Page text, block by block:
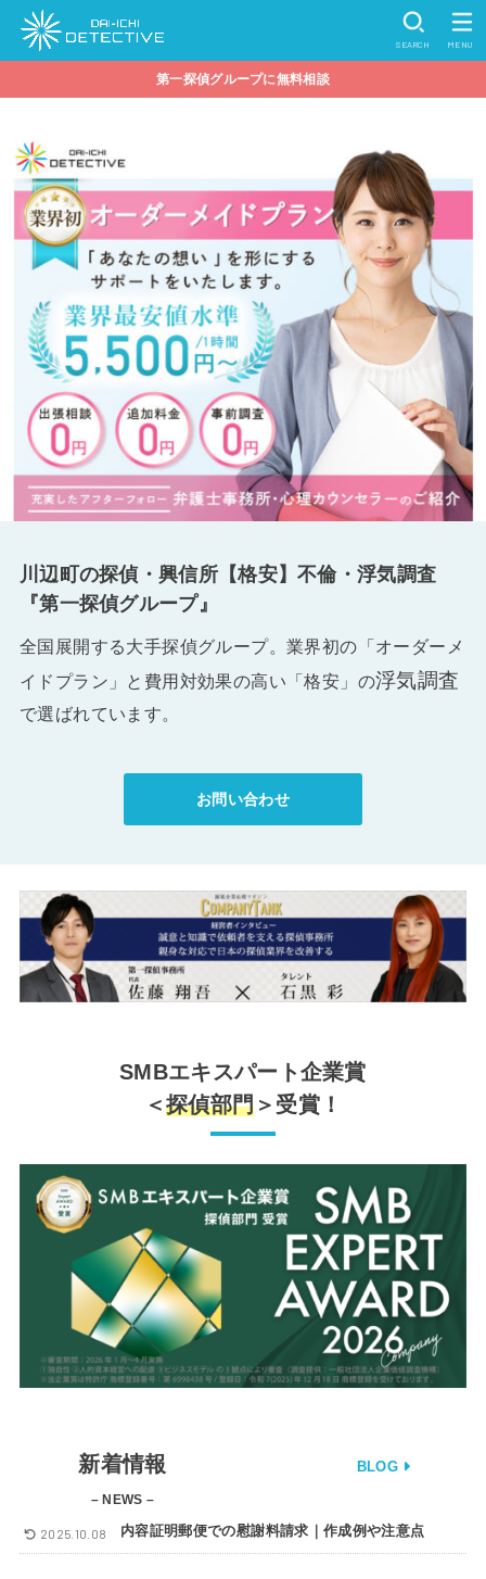
SEARCH MENU
第一探偵グループに無料相談
川辺町の探偵・興信所【格安】不倫・浮気調査
『第一探偵グループ』
全国展開する大手探偵グループ。業界初の「オーダーメ
イドプラン」と費用対効果の高い「格安」の浮気調査
で選ばれています。
お問い合わせ
SMBエキスパート企業賞
＜探偵部門 ＞受賞！
新着情報
– NEWS –
BLOG
内容証明郵便での慰謝料請求｜作成例や注意点
2025.10.08